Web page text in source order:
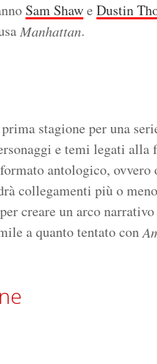
Sam Shawe Dustin
Manhattan.
stagione per una
e temi legati alla
antologico, ovvero
collegamenti più o
creare un arco
a quanto tentato con